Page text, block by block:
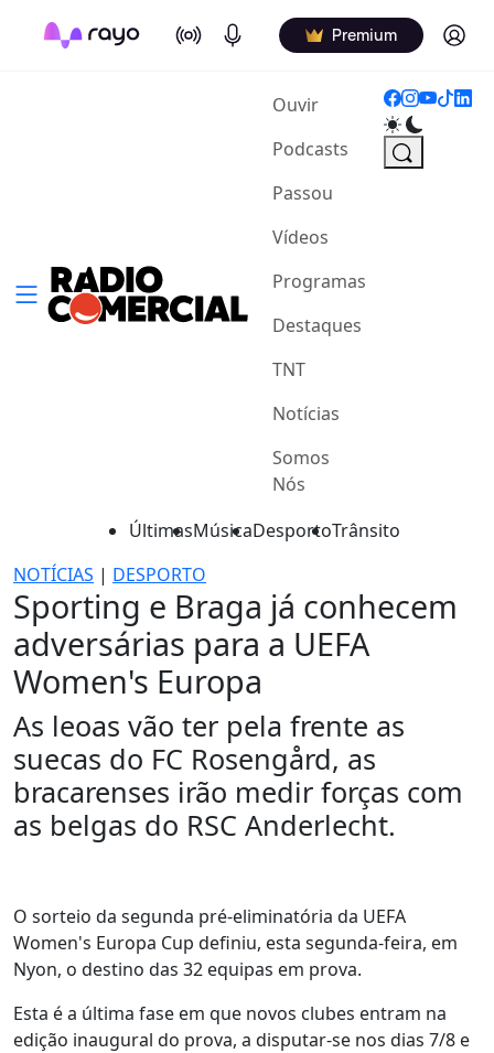
On Air Podcasts Premium Log in
Ouvir(current)
Podcasts
Passou
Vídeos
Programas
Destaques
TNT
Notícias
Somos
Nós
ÚltimasMúsicaDesportoTrânsito
NOTÍCIAS | DESPORTO
Sporting e Braga já conhecem
adversárias para a UEFA
Women's Europa
As leoas vão ter pela frente as
suecas do FC Rosengård, as
bracarenses irão medir forças com
as belgas do RSC Anderlecht.
O sorteio da segunda pré-eliminatória da UEFA
Women's Europa Cup definiu, esta segunda-feira, em
Nyon, o destino das 32 equipas em prova.
Esta é a última fase em que novos clubes entram na
edição inaugural do prova, a disputar-se nos dias 7/8 e